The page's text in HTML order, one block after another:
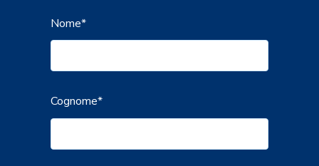
Nome*
Cognome*